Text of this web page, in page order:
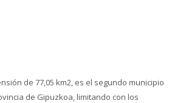
de 77,05 km2, es el segundo municipio
de Gipuzkoa, limitando con los